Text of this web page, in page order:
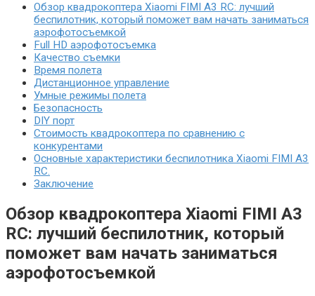
Обзор квадрокоптера Xiaomi FIMI A3 RC: лучший
беспилотник, который поможет вам начать заниматься
аэрофотосъемкой
Full HD аэрофотосъемка
Качество съемки
Время полета
Дистанционное управление
Умные режимы полета
Безопасность
DIY порт
Стоимость квадрокоптера по сравнению с
конкурентами
Основные характеристики беспилотника Xiaomi FIMI A3
RC.
Заключение
Обзор квадрокоптера Xiaomi FIMI A3
RC: лучший беспилотник, который
поможет вам начать заниматься
аэрофотосъемкой